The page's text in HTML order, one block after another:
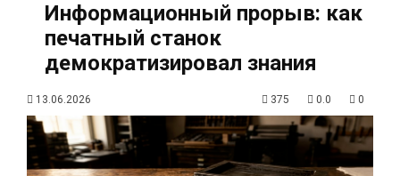
Информационный прорыв: как
печатный станок
демократизировал знания
13.06.2026 375 0.0 0